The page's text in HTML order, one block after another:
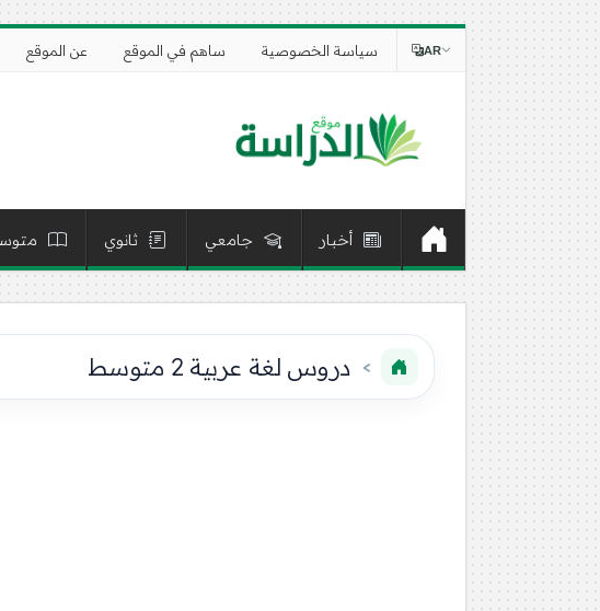
سياسة الخصوصية ساهم في الموقع عن الموقع AR
أخبار جامعي ثانوي
دروس لغة عربية 2 متوسط